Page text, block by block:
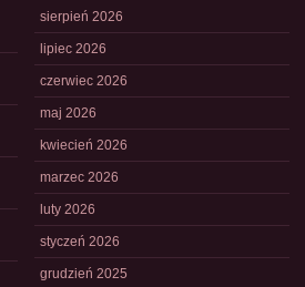
sierpień 2026
lipiec 2026
czerwiec 2026
maj 2026
kwiecień 2026
marzec 2026
luty 2026
styczeń 2026
grudzień 2025